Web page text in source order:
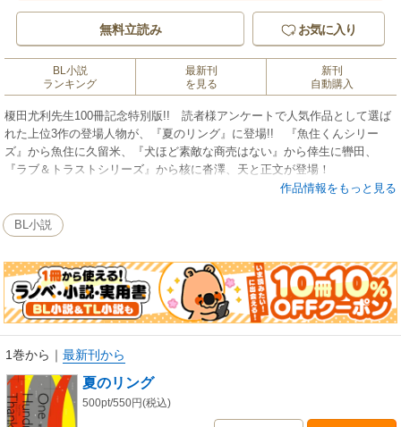
無料立読み お気に入り
BL小説
ランキング
最新刊
を見る
新刊
自動購入
榎田尤利先生100冊記念特別版!! 読者様アンケートで人気作品として選ば
れた上位3作の登場人物が、『夏のリング』に登場!! 『魚住くんシリー
ズ』から魚住に久留米、『犬ほど素敵な商売はない』から倖生に轡田、
『ラブ＆トラストシリーズ』から核に沓澤、天と正文が登場！
作品情報をもっと見る
BL小説
1巻から ｜ 最新刊から
夏のリング
500pt/550円(税込)